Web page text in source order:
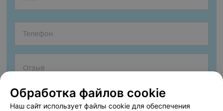
Обработка файлов cookie
Наш сайт использует файлы cookie для обеспечения